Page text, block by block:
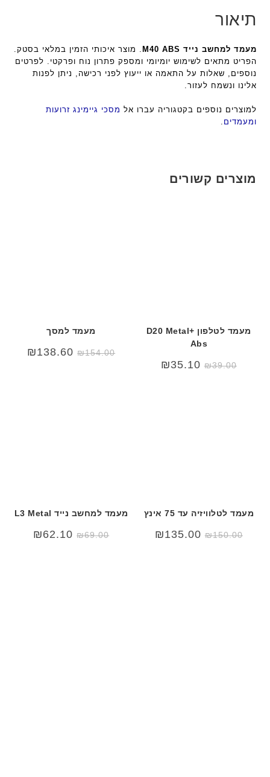
תיאור
מעמד למחשב נייד M40 ABS
. מוצר איכותי הזמין במלאי בסטק.
הפריט מתאים לשימוש יומיומי ומספק פתרון נוח ופרקטי. לפרטים
נוספים, שאלות על התאמה או ייעוץ לפני רכישה, ניתן לפנות
אלינו ונשמח לעזור.
למוצרים נוספים בקטגוריה עברו אל מסכי גיימינג זרועות
ומעמדים .
מוצרים קשורים
מעמד לטלפון D20 Metal+
Abs
₪39.00
₪35.10
מעמד למסך
המחיר
המקורי
₪154.00
המחיר
הנוכחי
₪138.60
מעמד לטלוויזיה עד 75 אינץ
₪150.00
₪135.00
מעמד למחשב נייד L3 Metal
המחיר
המקורי
₪69.00
המחיר
הנוכחי
₪62.10